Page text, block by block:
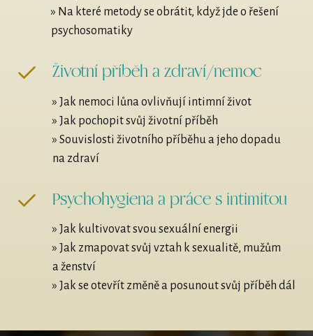
» Na které metody se obrátit, když jde o řešení
psychosomatiky
Životní příběh a zdraví/nemoc
» Jak nemoci lůna ovlivňují intimní život
» Jak pochopit svůj životní příběh
» Souvislosti životního příběhu a jeho dopadu
na zdraví
Psychohygiena a práce s intimitou
» Jak kultivovat svou sexuální energii
» Jak zmapovat svůj vztah k sexualitě, mužům
a ženství
» Jak se otevřít změně a posunout svůj příběh dál